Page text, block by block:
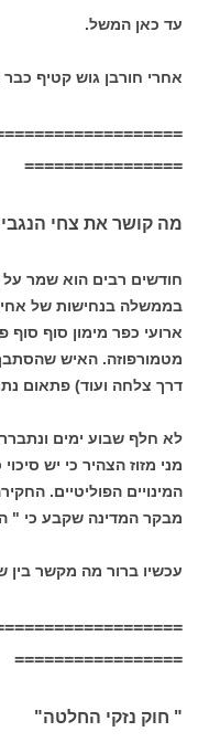
עד כאן המשל.
אחרי חורבן גוש קטיף
================
מה קושר את צחי הנגבי
חודשים רבים הוא שמר
בממשלה בנחישות של
ארועי כפר מימון סוף
מטמורפוזה. האיש
דרך צלחה ועוד) פתאום
לא חלף שבוע ימים
מני מזוז הצהיר כי יש
המינויים הפוליטיים.
מבקר המדינה שקבע כי "
עכשיו ברור מה מקשר בין
=================
" חוק נזקי החלטה"